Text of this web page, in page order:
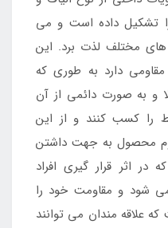
تشکیل داده است و می
مختلف لذت برد. این
دارد به طوری که
و به صورت دائمی از آن
را کسب کنند و از این
محصول به جهت داشتن
اثر قرار گیری افراد
شود و مقاومت خود را
علاقه مندان می توانند